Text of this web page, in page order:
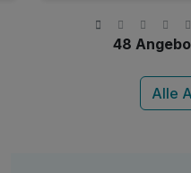
- Wellenbad,
inkl. Saunatücher im
inkl. Parkplatz am Hotel
48